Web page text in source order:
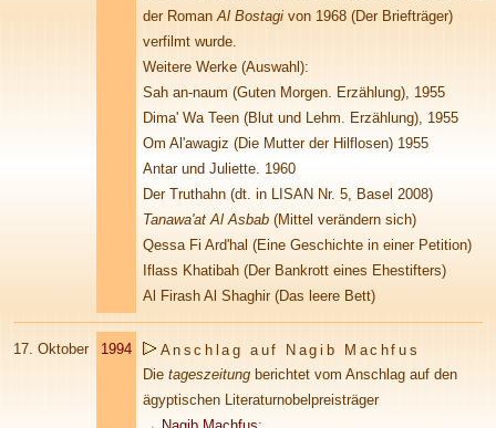
der Roman Al Bostagivon 1968 (Der Briefträger)
verfilmt wurde.
Weitere Werke (Auswahl):
Sah an-naum (Guten Morgen. Erzählung), 1955
Dima' Wa Teen (Blut und Lehm. Erzählung), 1955
Om Al'awagiz (Die Mutter der Hilflosen) 1955
Antar und Juliette. 1960
Der Truthahn (dt. in LISAN Nr. 5, Basel 2008)
Tanawa'at Al Asbab(Mittel verändern sich)
Qessa Fi Ard'hal (Eine Geschichte in einer Petition)
Iflass Khatibah (Der Bankrott eines Ehestifters)
Al Firash Al Shaghir (Das leere Bett)
17. Oktober 1994
Anschlag auf Nagib Machfus
Die tageszeitungberichtet vom Anschlag auf den
ägyptischen Literaturnobelpreisträger